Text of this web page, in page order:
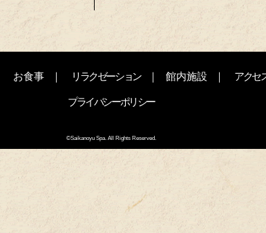
お食事 リラクゼーション 館内施設 アクセ
プライバシーポリシー
©Saikanoyu Spa. All Rights Reserved.